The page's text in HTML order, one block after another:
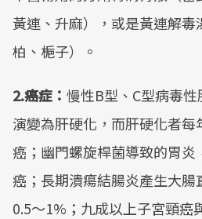
黃連、升麻），或是黃連解
柏、梔子）。
2.癌症： 慢性B型、C型病毒
演變為肝硬化，而肝硬化者
癌；幽門螺旋桿菌導致的胃炎
癌；長期潰瘍結腸炎產生大
0.5～1%；九成以上子宮頸癌